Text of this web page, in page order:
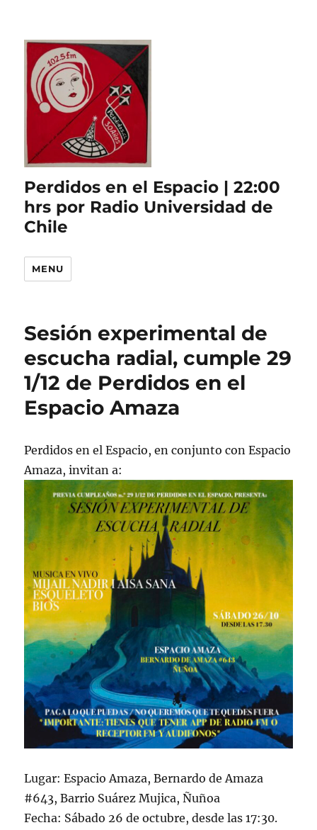
Perdidos en el Espacio | 22:00
hrs por Radio Universidad de
Chile
MENU
Sesión experimental de
escucha radial, cumple 29
1/12 de Perdidos en el
Espacio Amaza
Perdidos en el Espacio, en conjunto con Espacio
Amaza, invitan a:
Lugar: Espacio Amaza, Bernardo de Amaza
#643, Barrio Suárez Mujica, Ñuñoa
Fecha: Sábado 26 de octubre, desde las 17:30.